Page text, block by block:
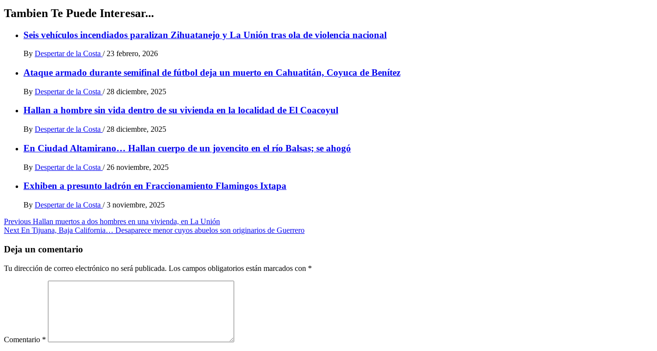
Tambien Te Puede Interesar...
Seis vehículos incendiados paralizan Zihuatanejo y La Unión tras ola de violencia nacional
By Despertar de la Costa / 23 febrero, 2026
Ataque armado durante semifinal de fútbol deja un muerto en Cahuatitán, Coyuca de Benítez
By Despertar de la Costa / 28 diciembre, 2025
Hallan a hombre sin vida dentro de su vivienda en la localidad de El Coacoyul
By Despertar de la Costa / 28 diciembre, 2025
En Ciudad Altamirano… Hallan cuerpo de un jovencito en el río Balsas; se ahogó
By Despertar de la Costa / 26 noviembre, 2025
Exhiben a presunto ladrón en Fraccionamiento Flamingos Ixtapa
By Despertar de la Costa / 3 noviembre, 2025
Post
navigation
Previous Hallan muertos a dos hombres en una vivienda, en La Unión
Next En Tijuana, Baja California… Desaparece menor cuyos abuelos son originarios de Guerrero
Deja un comentario
Tu dirección de correo electrónico no será publicada. Los campos obligatorios están marcados con *
Comentario *